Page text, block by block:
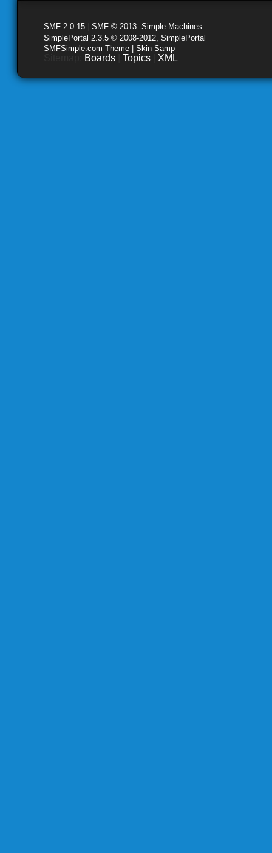
SMF 2.0.15 SMF © 2013 Simple Machines
SimplePortal 2.3.5 © 2008-2012, SimplePortal
SMFSimple.com Theme | Skin Samp
Boards Topics XML